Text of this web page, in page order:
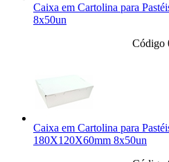
Caixa em Cartolina para
8x50un
Código
Caixa em Cartolina para
180X120X60mm 8x50un